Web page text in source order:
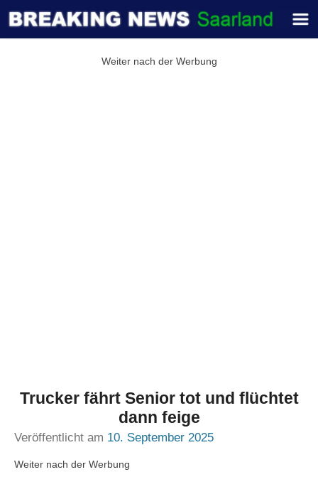
Weiter nach der Werbung
Trucker fährt Senior tot und flüchtet
dann feige
Veröffentlicht am 10. September 2025
Weiter nach der Werbung